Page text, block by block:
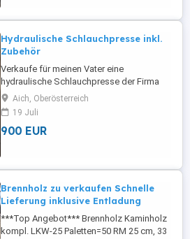
Hydraulische Schlauchpresse inkl.
Zubehör
Verkaufe für meinen Vater eine
hydraulische Schlauchpresse der Firma
Aeroquip (siehe Typenschild auf Foto 4).
Zubehör für verschiedene Schlauchtypen
inklusive. Besichtigung jederzeit gerne
möglich. Der Verkauf erfolgt unter
Aich, Oberösterreich
19 Juli
900 EUR
Brennholz zu verkaufen Schnelle
Lieferung inklusive Entladung
***Top Angebot*** Brennholz Kaminholz
kompl. LKW-25 Paletten=50 RM 25 cm, 33